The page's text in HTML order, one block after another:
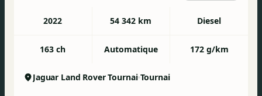
2022 54 342 km Diesel
163 ch Automatique 172 g/km
Jaguar Land Rover Tournai Tournai